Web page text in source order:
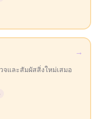
และสัมผัสสิ่งใหม่เสมอ
→